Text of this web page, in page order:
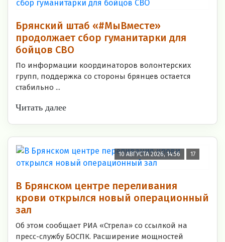
Брянский штаб «#МыВместе»
продолжает сбор гуманитарки для
бойцов СВО
По информации координаторов волонтерских
групп, поддержка со стороны брянцев остается
стабильно ...
Читать далее
10 АВГУСТА 2026, 14:56 17
В Брянском центре переливания
крови открылся новый операционный
зал
Об этом сообщает РИА «Стрела» со ссылкой на
пресс-службу БОСПК. Расширение мощностей